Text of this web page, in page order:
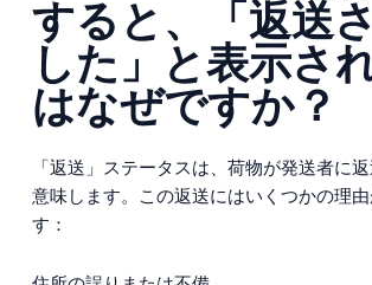
すると、「返送
した」と表示さ
はなぜですか？
「返送」ステータスは、荷物が発送者に
意味します。この返送にはいくつかの理
す：